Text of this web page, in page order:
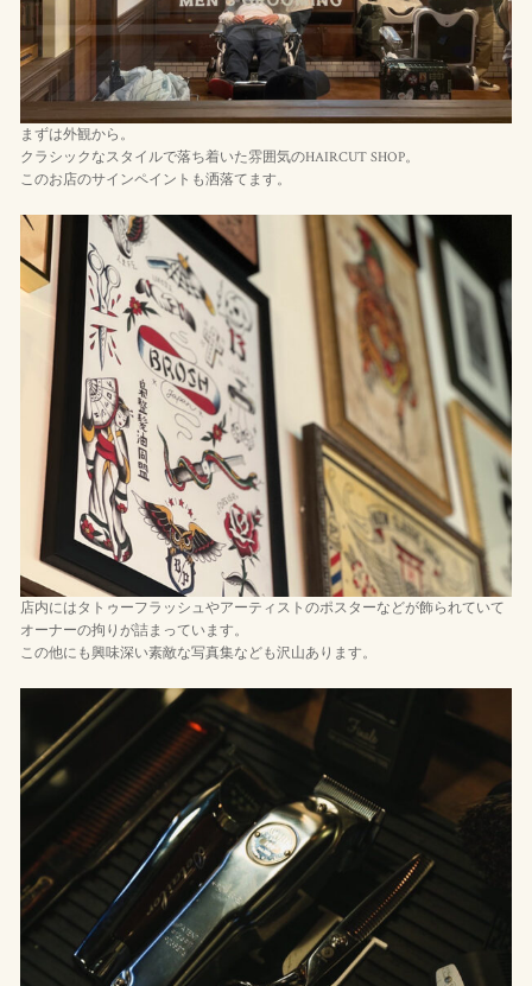
まずは外観から。
クラシックなスタイルで落ち着いた雰囲気のHAIRCUT SHOP。
このお店のサインペイントも洒落てます。
店内にはタトゥーフラッシュやアーティストのポスターなどが飾られていて
オーナーの拘りが詰まっています。
この他にも興味深い素敵な写真集なども沢山あります。